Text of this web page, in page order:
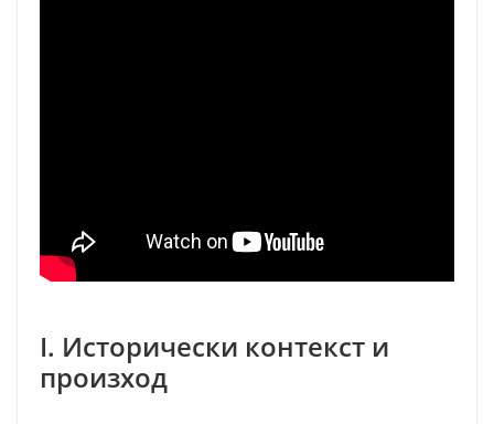
I. Исторически контекст и
произход